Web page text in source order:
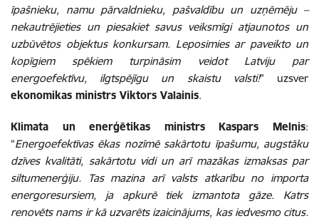
īpašnieku, namu pārvaldnieku, pašvaldību un uzņēmēju –
nekautrējieties un piesakiet savus veiksmīgi atjaunotos un
uzbūvētos objektus konkursam. Leposimies ar paveikto un
kopīgiem spēkiem turpināsim veidot Latviju par
energoefektīvu, ilgtspējīgu un skaistu valsti!” uzsver
ekonomikas ministrs Viktors Valainis.
Klimata un enerģētikas ministrs Kaspars Melnis:
“Energoefektīvas ēkas nozīmē sakārtotu īpašumu, augstāku
dzīves kvalitāti, sakārtotu vidi un arī mazākas izmaksas par
siltumenerģiju. Tas mazina arī valsts atkarību no importa
energoresursiem, ja apkurē tiek izmantota gāze. Katrs
renovēts nams ir kā uzvarēts izaicinājums, kas iedvesmo citus.